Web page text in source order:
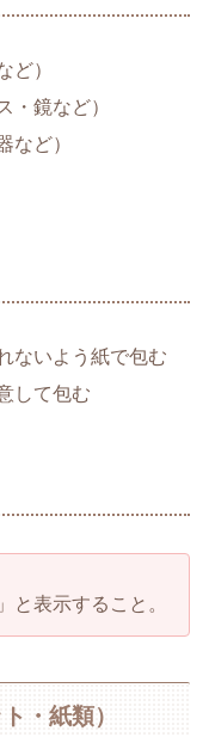
ど）
・鏡など）
など）
ないよう紙で包む
して包む
と表示すること。
・紙類）